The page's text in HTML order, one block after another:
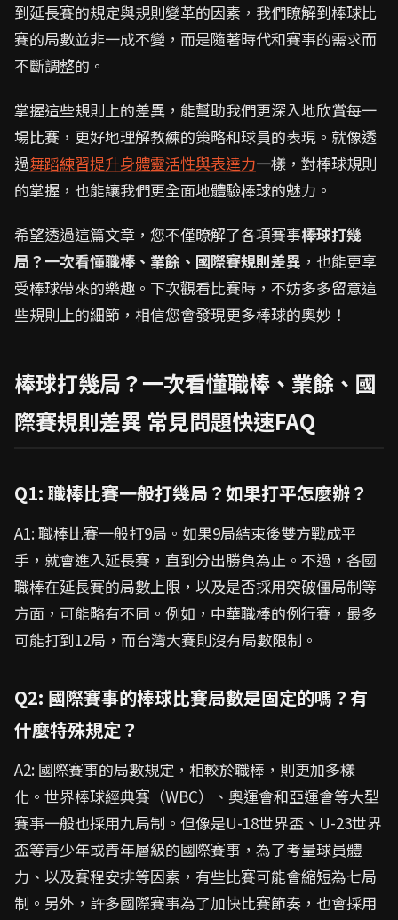
到延長賽的規定與規則變革的因素，我們瞭解到棒球比
賽的局數並非一成不變，而是隨著時代和賽事的需求而
不斷調整的。
掌握這些規則上的差異，能幫助我們更深入地欣賞每一
場比賽，更好地理解教練的策略和球員的表現。就像透
過舞蹈練習提升身體靈活性與表達力一樣，對棒球規則
的掌握，也能讓我們更全面地體驗棒球的魅力。
希望透過這篇文章，您不僅瞭解了各項賽事棒球打幾
局？一次看懂職棒、業餘、國際賽規則差異 ，也能更享
受棒球帶來的樂趣。下次觀看比賽時，不妨多多留意這
些規則上的細節，相信您會發現更多棒球的奧妙！
棒球打幾局？一次看懂職棒、業餘、國
際賽規則差異 常見問題快速FAQ
Q1: 職棒比賽一般打幾局？如果打平怎麼辦？
A1: 職棒比賽一般打9局。如果9局結束後雙方戰成平
手，就會進入延長賽，直到分出勝負為止。不過，各國
職棒在延長賽的局數上限，以及是否採用突破僵局制等
方面，可能略有不同。例如，中華職棒的例行賽，最多
可能打到12局，而台灣大賽則沒有局數限制。
Q2: 國際賽事的棒球比賽局數是固定的嗎？有
什麼特殊規定？
A2: 國際賽事的局數規定，相較於職棒，則更加多樣
化。世界棒球經典賽（WBC）、奧運會和亞運會等大型
賽事一般也採用九局制。但像是U-18世界盃、U-23世界
盃等青少年或青年層級的國際賽事，為了考量球員體
力、以及賽程安排等因素，有些比賽可能會縮短為七局
制。另外，許多國際賽事為了加快比賽節奏，也會採用